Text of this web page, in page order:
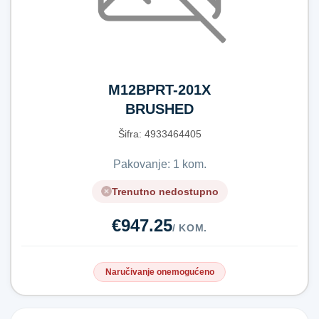
M12BPRT-201X
BRUSHED
RIVET TOOL
Šifra: 4​9​3​3​4​6​4​4​0​5​
Pakovanje: 1 kom.
Trenutno nedostupno
€947.25/ KOM.
Naručivanje onemogućeno